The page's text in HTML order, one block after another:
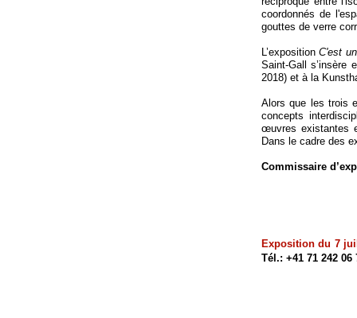
Exposition du 7
Tél.: +41 71 242
coordonnés de
gouttes de verre
L’expositionC'est
Saint-Gall s’insère
2018) et à la
Alors que les trois
concepts
œuvres existantes
Dans le cadre des
Commissaire